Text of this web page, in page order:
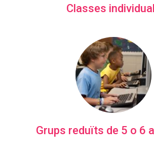
Classes
Grups reduïts de 5 o 6